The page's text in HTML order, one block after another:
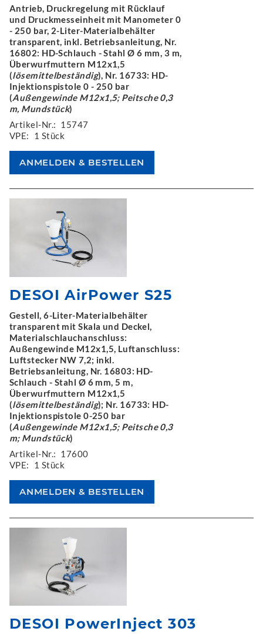
Antrieb, Druckregelung mit Rücklauf
und Druckmesseinheit mit Manometer 0
- 250 bar, 2-Liter-Materialbehälter
transparent, inkl. Betriebsanleitung, Nr.
16802: HD-Schlauch - Stahl Ø 6 mm, 3 m,
Überwurfmuttern M12x1,5
(lösemittelbeständig), Nr. 16733: HD-
Injektionspistole 0 - 250 bar
(Außengewinde M12x1,5; Peitsche 0,3
m, Mundstück)
Artikel-Nr.: 15747
VPE:
1 Stück
DESOI AirPower S25
Gestell, 6-Liter-Materialbehälter
transparent mit Skala und Deckel,
Materialschlauchanschluss:
Außengewinde M12x1,5, Luftanschluss:
Luftstecker NW 7,2; inkl.
Betriebsanleitung, Nr. 16803: HD-
Schlauch - Stahl Ø 6 mm, 5 m,
Überwurfmuttern M12x1,5
(lösemittelbeständig); Nr. 16733: HD-
Injektionspistole 0-250 bar
(Außengewinde M12x1,5; Peitsche 0,3
m; Mundstück)
Artikel-Nr.: 17600
VPE:
1 Stück
DESOI PowerInject 303